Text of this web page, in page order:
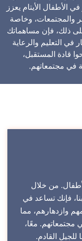
الأطفال الأيتام يعزز
والمجتمعات، وخاصة
ذلك، فإن مساهماتك
في التعليم والرعاية
قادة المستقبل،
في مجتمعاتهم.
من خلال
فإنك تساعد في
وازدهارهم، مما
مجتمعاتهم. معًا،
القادم.